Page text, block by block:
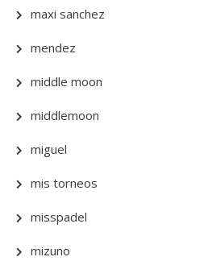
maxi sanchez
mendez
middle moon
middlemoon
miguel
mis torneos
misspadel
mizuno